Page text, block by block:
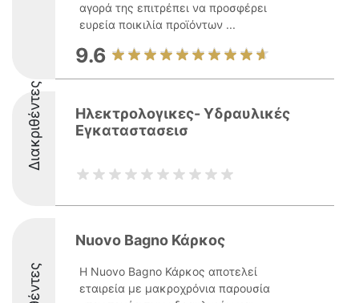
αγορά της επιτρέπει να προσφέρει
ευρεία ποικιλία προϊόντων ...
9.6
Διακριθέντες
Ηλεκτρολογικες- Υδραυλικές
Εγκαταστασεισ
Nuovo Bagno Κάρκος
Η Nuovo Bagno Κάρκος αποτελεί
εταιρεία με μακροχρόνια παρουσία